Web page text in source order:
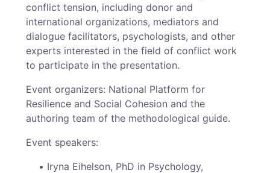
conflict tension, including donor and
international organizations, mediators and
dialogue facilitators, psychologists, and other
experts interested in the field of conflict work
to participate in the presentation.
Event organizers: National Platform for
Resilience and Social Cohesion and the
authoring team of the methodological guide.
Event speakers:
Iryna Eihelson, PhD in Psychology,